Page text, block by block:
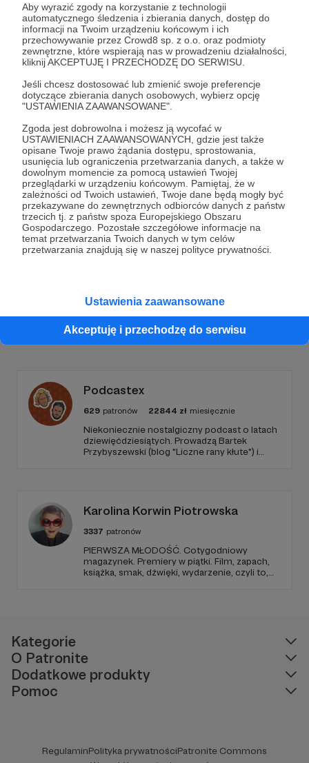
Aby wyrazić zgody na korzystanie z technologii
automatycznego śledzenia i zbierania danych, dostęp do
informacji na Twoim urządzeniu końcowym i ich
przechowywanie przez Crowd8 sp. z o.o. oraz podmioty
zewnętrzne, które wspierają nas w prowadzeniu działalności,
kliknij AKCEPTUJĘ I PRZECHODZĘ DO SERWISU.
Jeśli chcesz dostosować lub zmienić swoje preferencje
dotyczące zbierania danych osobowych, wybierz opcję
"USTAWIENIA ZAAWANSOWANE".
Zgoda jest dobrowolna i możesz ją wycofać w
USTAWIENIACH ZAAWANSOWANYCH, gdzie jest także
opisane Twoje prawo żądania dostępu, sprostowania,
usunięcia lub ograniczenia przetwarzania danych, a także w
dowolnym momencie za pomocą ustawień Twojej
przeglądarki w urządzeniu końcowym. Pamiętaj, że w
zależności od Twoich ustawień, Twoje dane będą mogły być
przekazywane do zewnętrznych odbiorców danych z państw
trzecich tj. z państw spoza Europejskiego Obszaru
Gospodarczego. Pozostałe szczegółowe informacje na
temat przetwarzania Twoich danych w tym celów
przetwarzania znajdują się w naszej polityce prywatności.
Ustawienia zaawansowane
Akceptuję i przechodzę do serwisu
Dołącz do grona Patronów!
Wesprzyj działalność Autora Kuszlewicz w imieniujuż
teraz!
Zostań Patronem
Promowani autorzy
Podcastex
629 patronów 22844 zł miesięcznie
Niekoniecznie nostalgiczny podcast o latach
dziewięćdziesiątych. Prowadzą Bartek
Przybyszewski (blog "Liczne rany kłute") i
Tadeusz Drozda.
Karolina Korwin Piotrowska
3337 patronów
PIERWSZA MŁODOŚĆ. Cotygodniowy
magazynek. Premiery w piątki. Film, zapach,
książka, smak, dźwięki, wydarzenie, czyli to,
Kategorie
O Patronite
Dodatkowe produkty
Pomoc
RegulaminPolityka prywatnościPatronite Commons